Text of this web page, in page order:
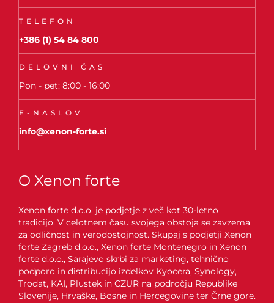
TELEFON
+386 (1) 54 84 800
DELOVNI ČAS
Pon - pet: 8:00 - 16:00
E-NASLOV
info@xenon-forte.si
O Xenon forte
Xenon forte d.o.o. je podjetje z več kot 30-letno
tradicijo. V celotnem času svojega obstoja se zavzema
za odličnost in verodostojnost. Skupaj s podjetji Xenon
forte Zagreb d.o.o., Xenon forte Montenegro in Xenon
forte d.o.o., Sarajevo skrbi za marketing, tehnično
podporo in distribucijo izdelkov Kyocera, Synology,
Trodat, KAI, Plustek in CZUR na področju Republike
Slovenije, Hrvaške, Bosne in Hercegovine ter Črne gore.